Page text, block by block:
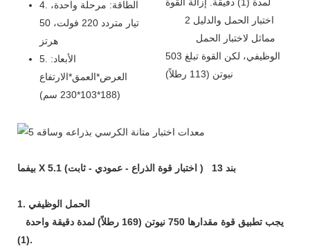
4. الطاقة: مرحلة واحدة،
تيار متردد 220 فولت، 50
هرتز
5. الأبعاد:
العرض*العمق*الارتفاع
(188*103*230 سم)
لمدة (1) دقيقة. إزالة القوة
2 اختبار الحمل والدليل
الوظيفي، لكن القوة تبلغ 503
نيوتن (113 رطلاً)
بيفما X 5.1 بند 13 ( اختبار قوة الذراع - عمودي - ثابت)
1. الحمل الوظيفي
(1).